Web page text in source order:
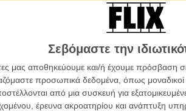
Σεβόμαστε την
μας αποθηκεύουμε και/ή έχουμε
προσωπικά δεδομένα, όπως μοναδικοί
από μια συσκευή για
έρευνα ακροατηρίου και ανάπτυξη
της τον Γούντι Αλεν!
Λινκλέιτερ κάτω από τον